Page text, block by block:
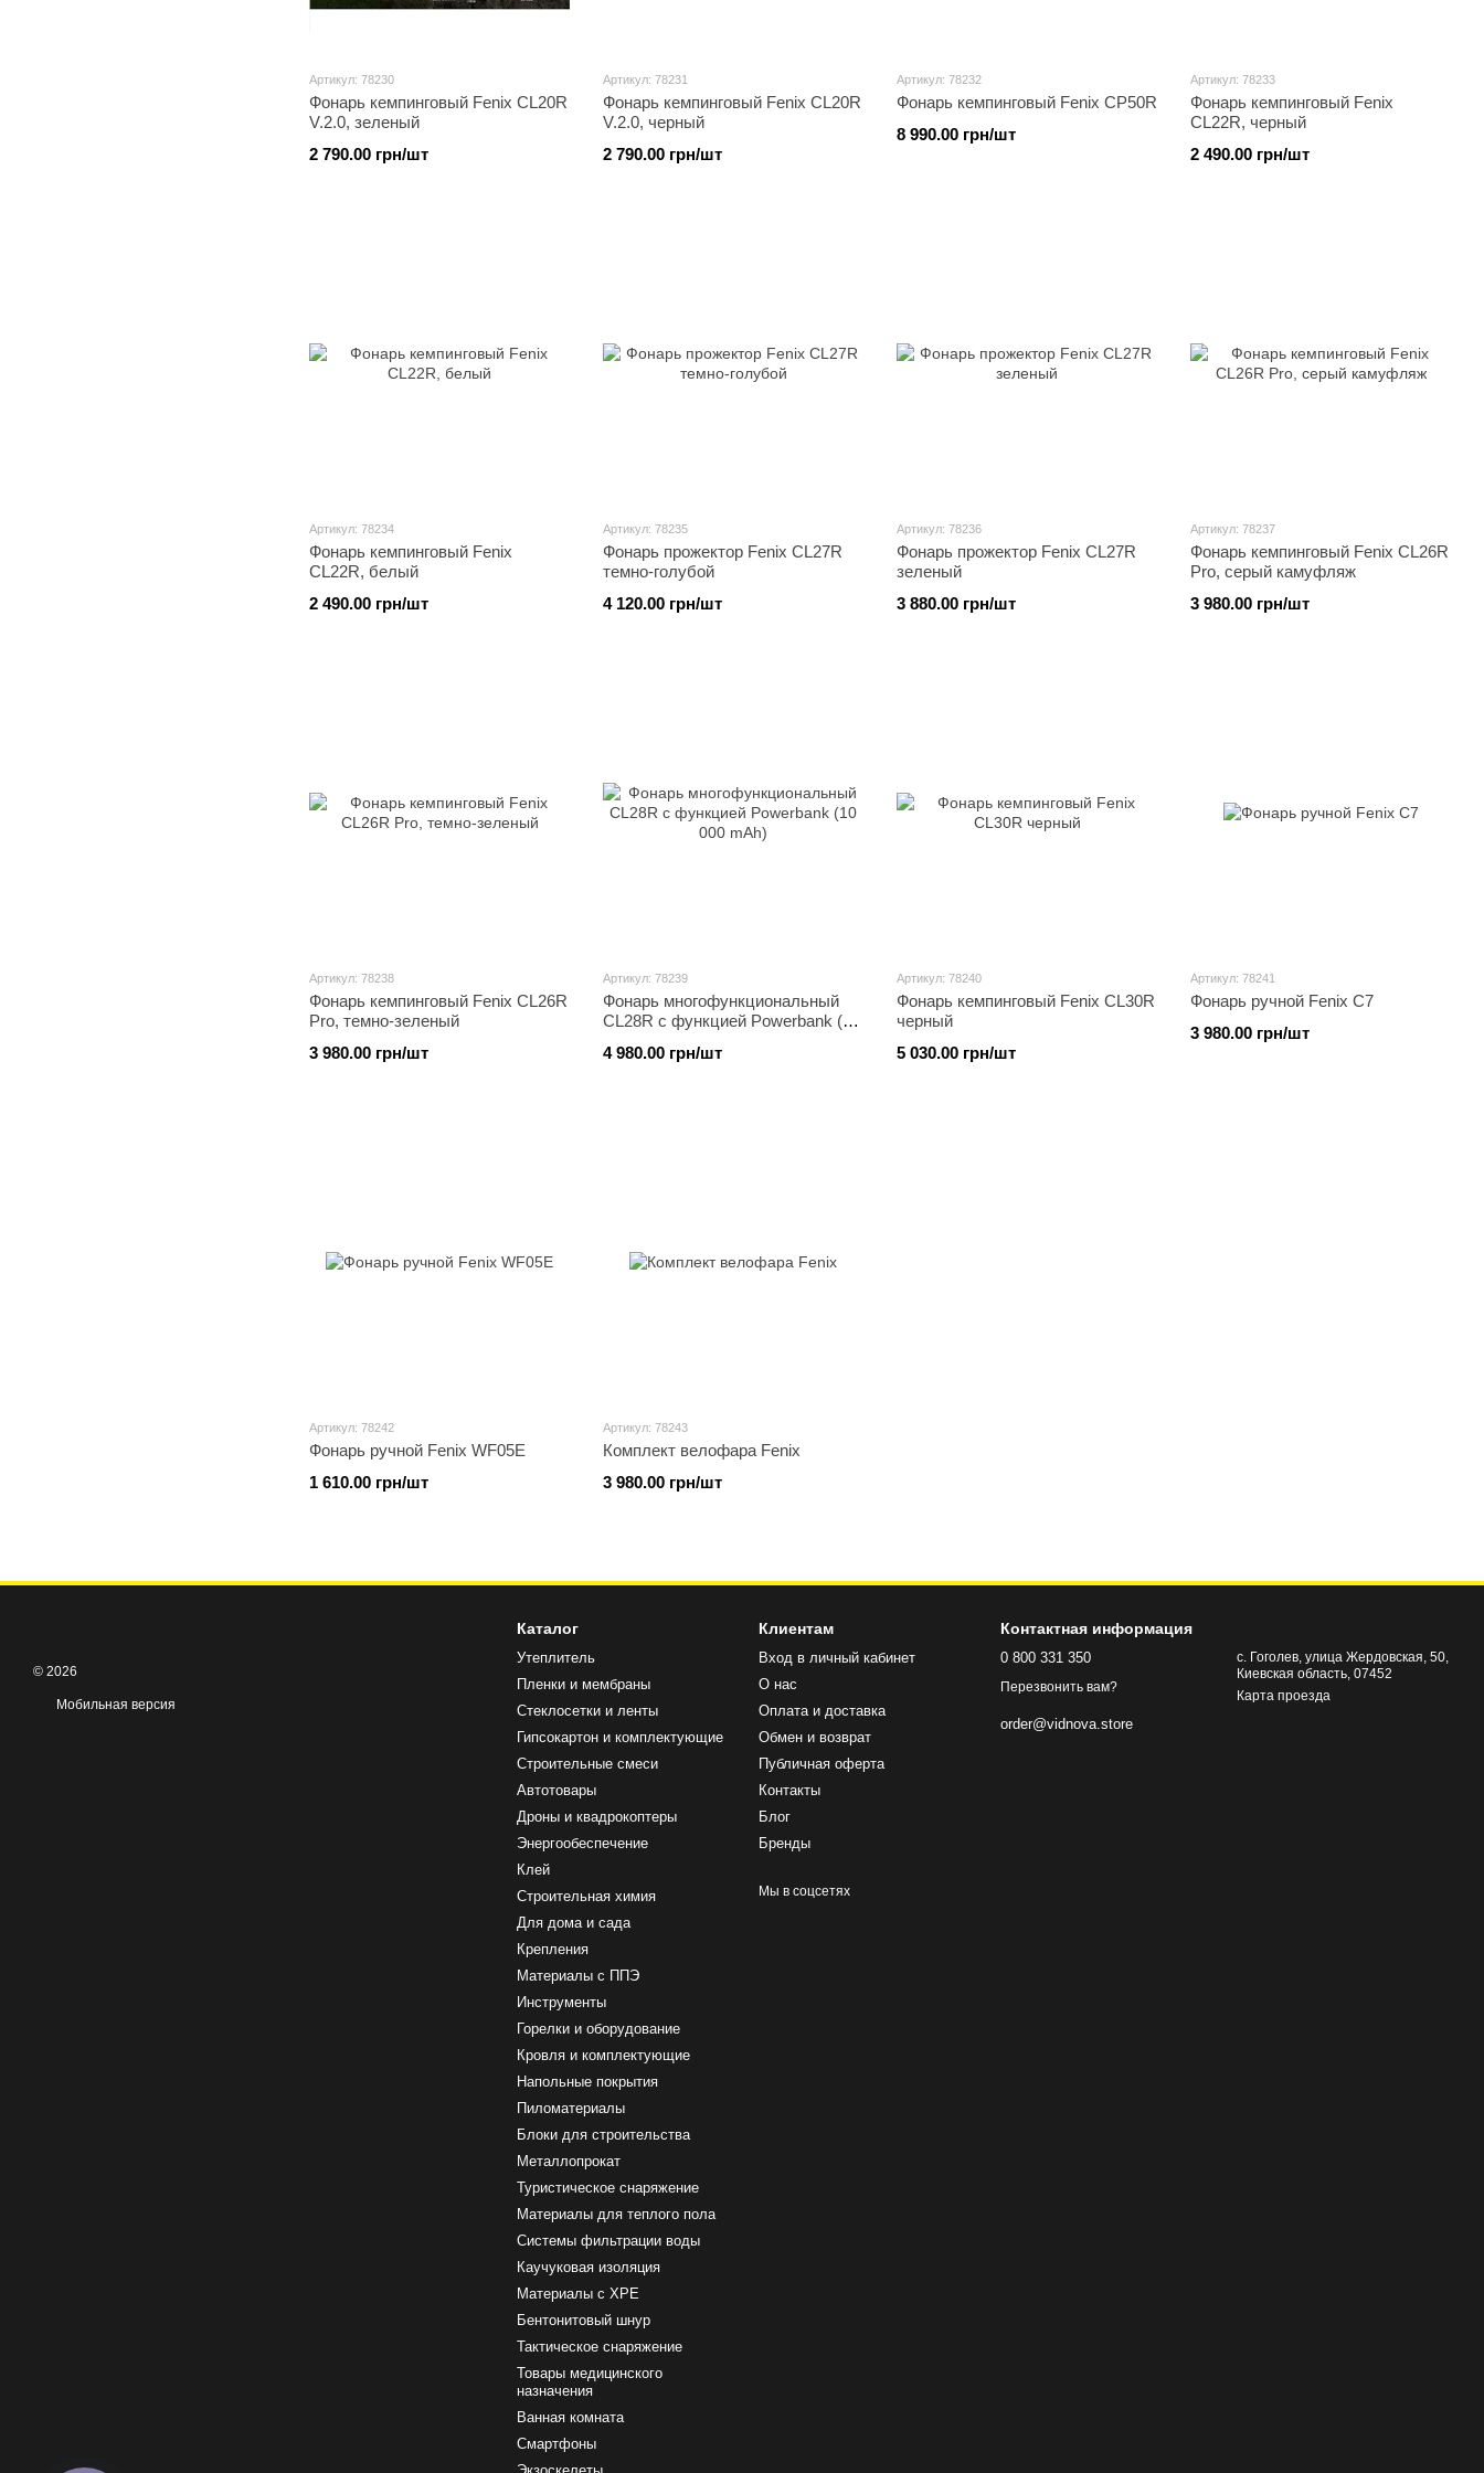
Артикул: 78230
Фонарь кемпинговый Fenix CL20R
V.2.0, зеленый
2 790.00 грн/шт
Артикул: 78231
Фонарь кемпинговый Fenix CL20R
V.2.0, черный
2 790.00 грн/шт
Артикул: 78232
Фонарь кемпинговый Fenix CP50R
8 990.00 грн/шт
Артикул: 78233
Фонарь кемпинговый Fenix
CL22R, черный
2 490.00 грн/шт
Артикул: 78234
Фонарь кемпинговый Fenix
CL22R, белый
2 490.00 грн/шт
Артикул: 78235
Фонарь прожектор Fenix CL27R
темно-голубой
4 120.00 грн/шт
Артикул: 78236
Фонарь прожектор Fenix CL27R
зеленый
3 880.00 грн/шт
Артикул: 78237
Фонарь кемпинговый Fenix CL26R
Pro, серый камуфляж
3 980.00 грн/шт
Артикул: 78238
Фонарь кемпинговый Fenix CL26R
Pro, темно-зеленый
3 980.00 грн/шт
Артикул: 78239
Фонарь многофункциональный
CL28R с функцией Powerbank (10
4 980.00 грн/шт
Артикул: 78240
Фонарь кемпинговый Fenix CL30R
черный
5 030.00 грн/шт
Артикул: 78241
Фонарь ручной Fenix C7
3 980.00 грн/шт
Артикул: 78242
Фонарь ручной Fenix WF05E
1 610.00 грн/шт
Артикул: 78243
Комплект велофара Fenix
3 980.00 грн/шт
© 2026
Мобильная версия
Каталог
Утеплитель
Пленки и мембраны
Стеклосетки и ленты
Гипсокартон и комплектующие
Строительные смеси
Автотовары
Дроны и квадрокоптеры
Энергообеспечение
Клей
Строительная химия
Для дома и сада
Крепления
Материалы с ППЭ
Инструменты
Горелки и оборудование
Кровля и комплектующие
Напольные покрытия
Пиломатериалы
Блоки для строительства
Металлопрокат
Туристическое снаряжение
Материалы для теплого пола
Системы фильтрации воды
Каучуковая изоляция
Материалы с ХРЕ
Бентонитовый шнур
Тактическое снаряжение
Товары медицинского
назначения
Ванная комната
Смартфоны
Клиентам
Вход в личный кабинет
О нас
Оплата и доставка
Обмен и возврат
Публичная оферта
Контакты
Блог
Бренды
Мы в соцсетях
Контактная информация
0 800 331 350
Перезвонить вам?
order@vidnova.store
с. Гоголев, улица Жердовская, 50,
Киевская область, 07452
Карта проезда